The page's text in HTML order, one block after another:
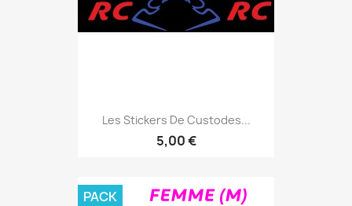
Les Stickers De Custodes...
5,00 €
PACK